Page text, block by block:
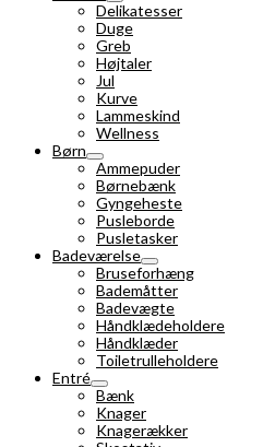
Delikatesser
Duge
Greb
Højtaler
Jul
Kurve
Lammeskind
Wellness
Børn
Ammepuder
Børnebænk
Gyngeheste
Pusleborde
Pusletasker
Badeværelse
Bruseforhæng
Bademåtter
Badevægte
Håndklædeholdere
Håndklæder
Toiletrulleholdere
Entré
Bænk
Knager
Knagerækker